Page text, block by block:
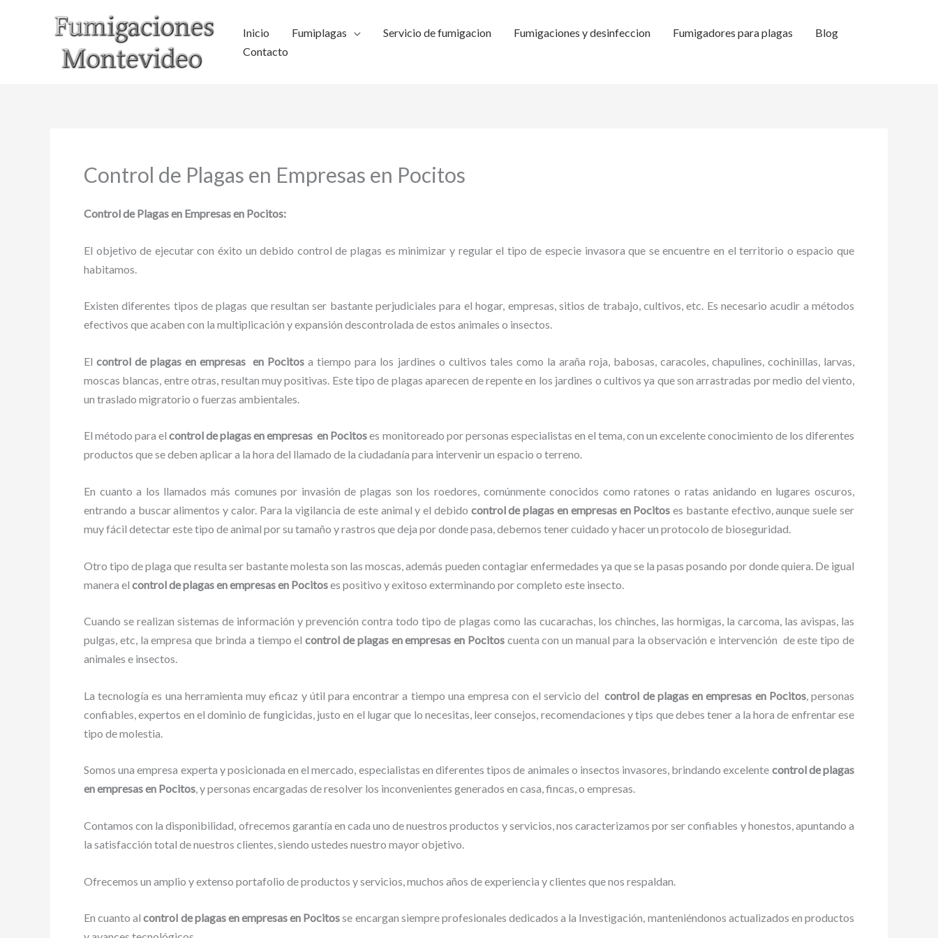
Inicio Fumiplagas Servicio de fumigacion Fumigaciones y desinfeccion Fumigadores para plagas
Blog
Contacto
Control de Plagas en Empresas en Pocitos
Control de Plagas en Empresas en Pocitos:
El objetivo de ejecutar con éxito un debido control de plagas es minimizar y regular el tipo de especie invasora que se encuentre en el territorio o espacio que
habitamos.
Existen diferentes tipos de plagas que resultan ser bastante perjudiciales para el hogar, empresas, sitios de trabajo, cultivos, etc. Es necesario acudir a métodos
efectivos que acaben con la multiplicación y expansión descontrolada de estos animales o insectos.
Elcontrol de plagas en empresas en Pocitos a tiempo para los jardines o cultivos tales como la araña roja, babosas, caracoles, chapulines, cochinillas, larvas,
moscas blancas, entre otras, resultan muy positivas. Este tipo de plagas aparecen de repente en los jardines o cultivos ya que son arrastradas por medio del viento,
un traslado migratorio o fuerzas ambientales.
El método para elcontrol de plagas en empresas en Pocitoses monitoreado por personas especialistas en el tema, con un excelente conocimiento de los diferentes
productos que se deben aplicar a la hora del llamado de la ciudadanía para intervenir un espacio o terreno.
En cuanto a los llamados más comunes por invasión de plagas son los roedores, comúnmente conocidos como ratones o ratas anidando en lugares oscuros,
entrando a buscar alimentos y calor. Para la vigilancia de este animal y el debido control de plagas en empresas en Pocitoses bastante efectivo, aunque suele ser
muy fácil detectar este tipo de animal por su tamaño y rastros que deja por donde pasa, debemos tener cuidado y hacer un protocolo de bioseguridad.
Otro tipo de plaga que resulta ser bastante molesta son las moscas, además pueden contagiar enfermedades ya que se la pasas posando por donde quiera. De igual
manera el control de plagas en empresas en Pocitoses positivo y exitoso exterminando por completo este insecto.
Cuando se realizan sistemas de información y prevención contra todo tipo de plagas como las cucarachas, los chinches, las hormigas, la carcoma, las avispas, las
pulgas, etc, la empresa que brinda a tiempo elcontrol de plagas en empresas en Pocitoscuenta con un manual para la observación e intervención de este tipo de
animales e insectos.
La tecnología es una herramienta muy eficaz y útil para encontrar a tiempo una empresa con el servicio delcontrol de plagas en empresas en Pocitos, personas
confiables, expertos en el dominio de fungicidas, justo en el lugar que lo necesitas, leer consejos, recomendaciones y tips que debes tener a la hora de enfrentar ese
tipo de molestia.
Somos una empresa experta y posicionada en el mercado, especialistas en diferentes tipos de animales o insectos invasores, brindando excelente control de plagas
en empresas en Pocitos, y personas encargadas de resolver los inconvenientes generados en casa, fincas, o empresas.
Contamos con la disponibilidad, ofrecemos garantía en cada uno de nuestros productos y servicios, nos caracterizamos por ser confiables y honestos, apuntando a
la satisfacción total de nuestros clientes, siendo ustedes nuestro mayor objetivo.
Ofrecemos un amplio y extenso portafolio de productos y servicios, muchos años de experiencia y clientes que nos respaldan.
En cuanto alcontrol de plagas en empresas en Pocitosse encargan siempre profesionales dedicados a la Investigación, manteniéndonos actualizados en productos